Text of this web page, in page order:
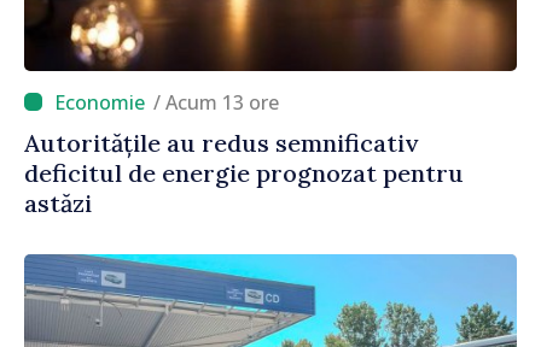
/ Acum 13 ore
Autoritățile au redus semnificativ
deficitul de energie prognozat pentru
astăzi